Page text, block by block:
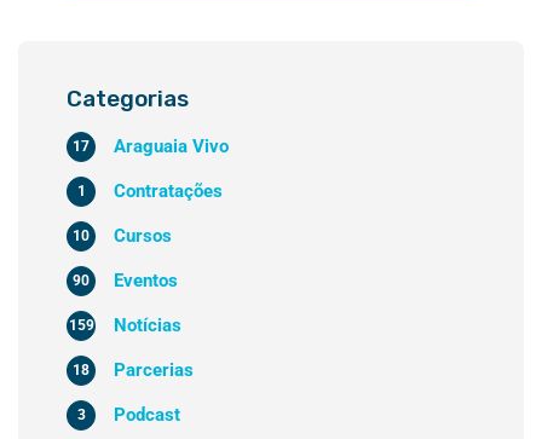
Categorias
Araguaia Vivo
17
Contratações
1
Cursos
10
Eventos
90
Notícias
159
Parcerias
18
Podcast
3